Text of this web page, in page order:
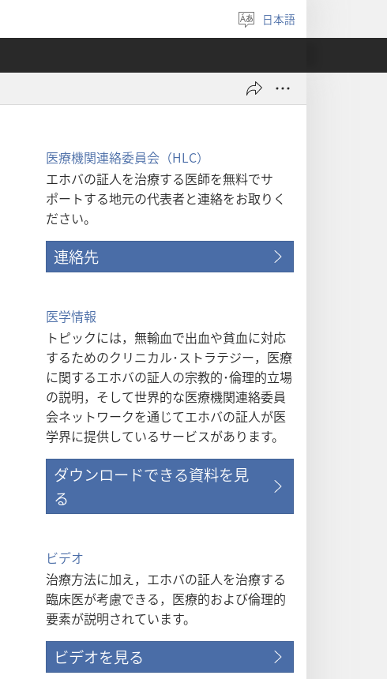
言
語
選
ぶ
日本語
医療機関連絡委員会（HLC）
エホバの証人を治療する医師を無料でサ
ポートする地元の代表者と連絡をお取りく
ださい。
連絡先
医学情報
トピックには，無輸血で出血や貧血に対応
するためのクリニカル･ストラテジー，医療
に関するエホバの証人の宗教的･倫理的立場
の説明，そして世界的な医療機関連絡委員
会ネットワークを通じてエホバの証人が医
学界に提供しているサービスがあります。
ダウンロードできる資料を見
る
ビデオ
治療方法に加え，エホバの証人を治療する
臨床医が考慮できる，医療的および倫理的
要素が説明されています。
ビデオを見る